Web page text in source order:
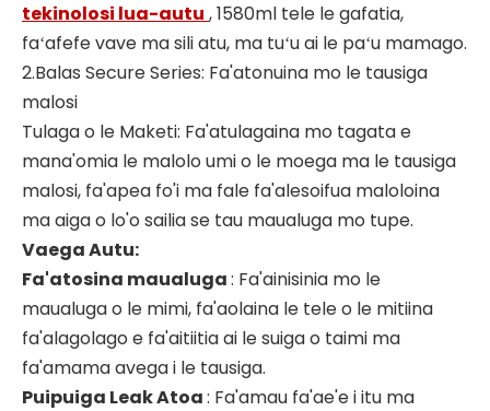
tekinolosi lua-autu , 1580ml tele le gafatia,
faʻafefe vave ma sili atu, ma tuʻu ai le paʻu mamago.
2.Balas Secure Series: Fa'atonuina mo le tausiga
malosi
Tulaga o le Maketi: Fa'atulagaina mo tagata e
mana'omia le malolo umi o le moega ma le tausiga
malosi, fa'apea fo'i ma fale fa'alesoifua maloloina
ma aiga o lo'o sailia se tau maualuga mo tupe.
Vaega Autu:
Fa'atosina maualuga: Fa'ainisinia mo le
maualuga o le mimi, fa'aolaina le tele o le mitiina
fa'alagolago e fa'aitiitia ai le suiga o taimi ma
fa'amama avega i le tausiga.
Puipuiga Leak Atoa: Fa'amau fa'ae'e i itu ma